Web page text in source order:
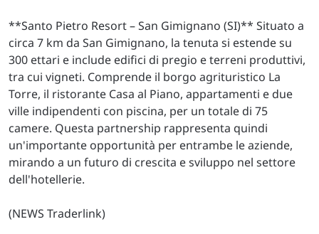
**Santo Pietro Resort – San Gimignano (SI)** Situato a
circa 7 km da San Gimignano, la tenuta si estende su
300 ettari e include edifici di pregio e terreni produttivi,
tra cui vigneti. Comprende il borgo agrituristico La
Torre, il ristorante Casa al Piano, appartamenti e due
ville indipendenti con piscina, per un totale di 75
camere. Questa partnership rappresenta quindi
un'importante opportunità per entrambe le aziende,
mirando a un futuro di crescita e sviluppo nel settore
dell'hotellerie.
(NEWS Traderlink)